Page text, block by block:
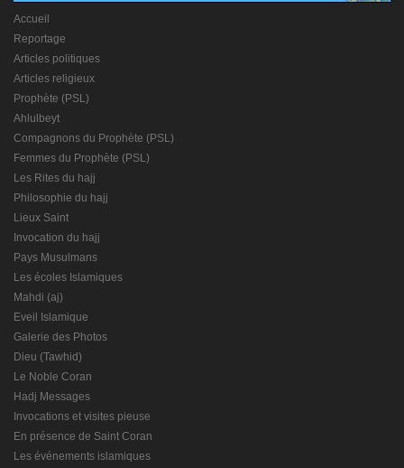
Accueil
Reportage
Articles politiques
Articles religieux
Prophète (PSL)
Ahlulbeyt
Compagnons du Prophète (PSL)
Femmes du Prophète (PSL)
Les Rites du hajj
Philosophie du hajj
Lieux Saint
Invocation du hajj
Pays Musulmans
Les écoles Islamiques
Mahdi (aj)
Eveil Islamique
Galerie des Photos
Dieu (Tawhid)
Le Noble Coran
Hadj Messages
Invocations et visites pieuse
En présence de Saint Coran
Les événements islamiques